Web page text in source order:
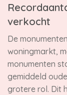
verkocht
De
woningmarkt,
monumenten
gemiddeld
grotere rol. Dit